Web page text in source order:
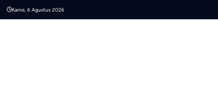
Kamis, 6 Agustus 2026